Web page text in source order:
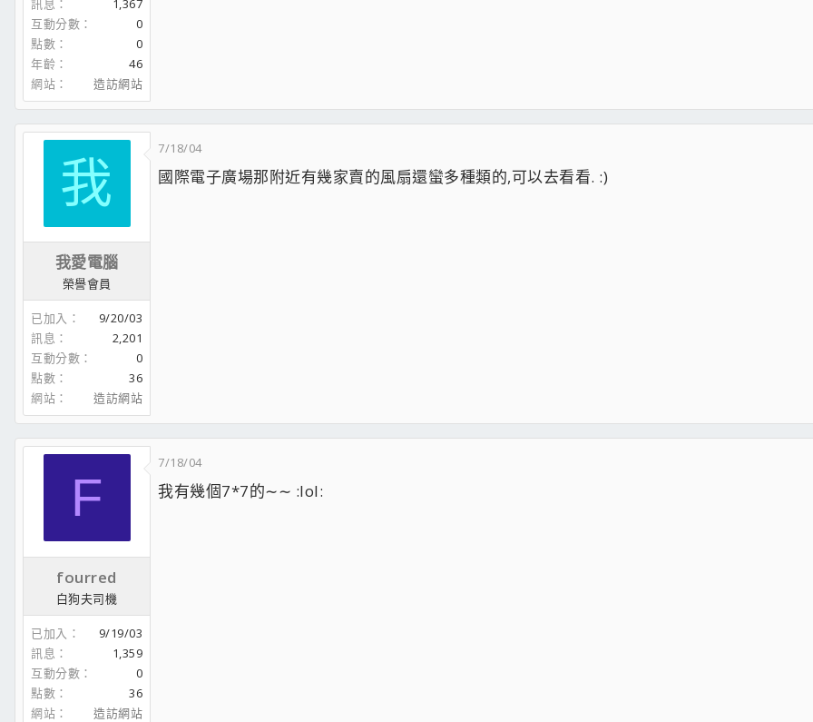
訊息
1,367
互動分數
0
點數
0
年齡
46
網站
造訪網站
我
我愛電腦
榮譽會員
已加入
9/20/03
訊息
2,201
互動分數
0
點數
36
網站
造訪網站
7/18/04
國際電子廣場那附近有幾家賣的風扇還蠻多種類的,可以去看看. :)
F
fourred
白狗夫司機
已加入
9/19/03
訊息
1,359
互動分數
0
點數
36
網站
造訪網站
7/18/04
我有幾個7*7的∼∼ :lol: